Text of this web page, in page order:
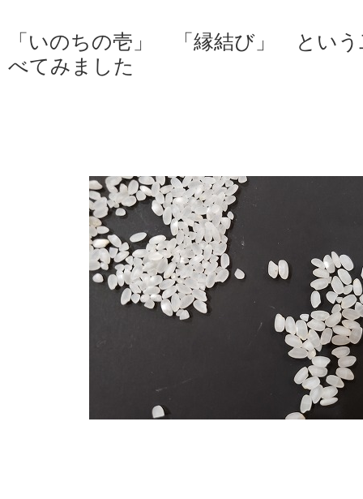
「いのちの壱」 「縁結び」 とい
べてみました